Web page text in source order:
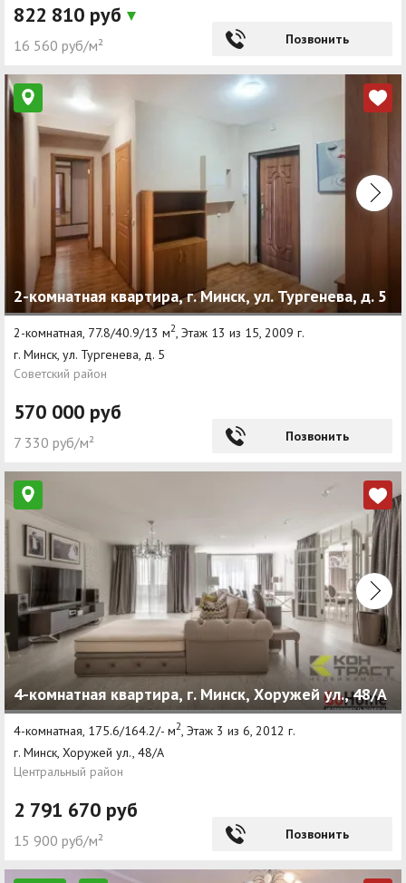
822 810 руб
16 560 руб/м² Позвонить
2-комнатная квартира, г. Минск, ул. Тургенева, д. 5
2-комнатная, 77.8/40.9/13 м2, Этаж 13 из 15, 2009 г.
г. Минск, ул. Тургенева, д. 5
Советский район
570 000 руб
7 330 руб/м² Позвонить
4-комнатная квартира, г. Минск, Хоружей ул., 48/А
4-комнатная, 175.6/164.2/- м2 , Этаж 3 из 6, 2012 г.
г. Минск, Хоружей ул., 48/А
Центральный район
2 791 670 руб
15 900 руб/м² Позвонить